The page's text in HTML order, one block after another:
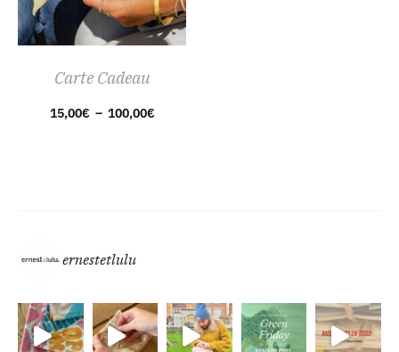
Carte Cadeau
15,00€ – 100,00€Plage
ernestetlulu